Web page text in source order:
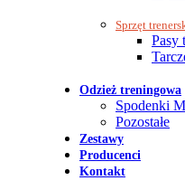
Sprzęt
Pasy
Odzież treningowa
Spodenki
Pozostałe
Zestawy
Producenci
Kontakt